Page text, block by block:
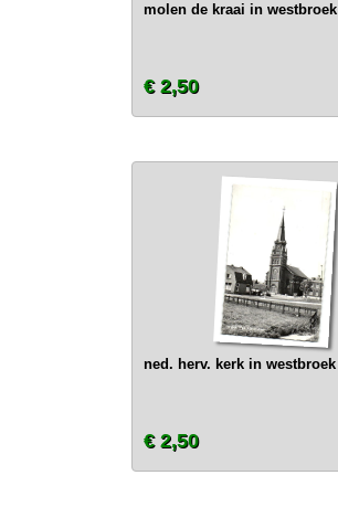
molen de kraai in westbroek
€ 2,50
ned. herv. kerk in westbroek
€ 2,50